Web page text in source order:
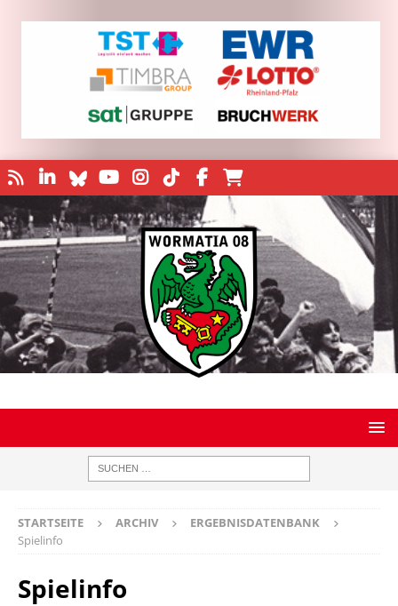
STARTSEITE ARCHIV
ERGEBNISDATENBANK
Spielinfo
Spielinfo